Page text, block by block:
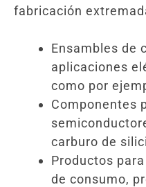
fabricación
Ensambles de
aplicaciones
como por
Componentes
carburo de
Productos
de consumo,